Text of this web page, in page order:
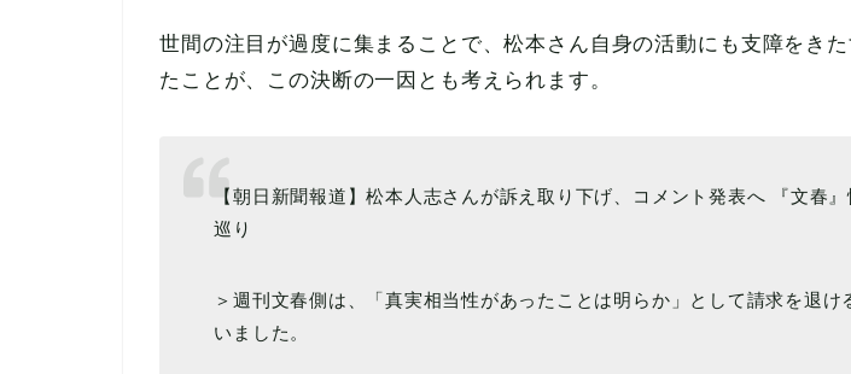
世間の注目が過度に集まることで、松本さん自身の活動にも支障をき
たことが、この決断の一因とも考えられます。
【朝日新聞報道】松本人志さんが訴え取り下げ、コメント発表へ 『文春
巡り
＞週刊文春側は、「真実相当性があったことは明らか」として請求を退け
いました。